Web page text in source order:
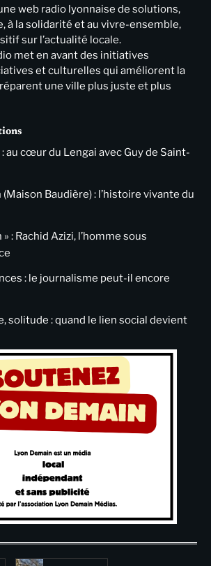
web radio lyonnaise de solutions,
à la solidarité et au vivre-ensemble,
sur l’actualité locale.
met en avant des initiatives
et culturelles qui améliorent la
une ville plus juste et plus
au cœur du Lengai avec Guy de Saint-
(Maison Baudière) : l’histoire vivante du
: Rachid Azizi, l’homme sous
: le journalisme peut-il encore
solitude : quand le lien social devient